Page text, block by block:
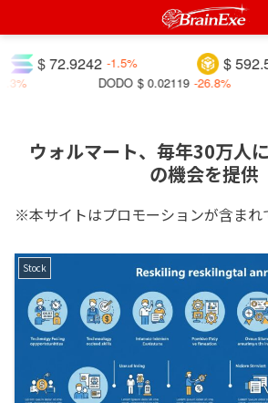
$ 592.505
$ 72.9242 -1.5%
$ 0.02119 -26.8%
ウォルマート、毎年30万人
の機会を提供
※本サイトはプロモーションが含まれ
Stock